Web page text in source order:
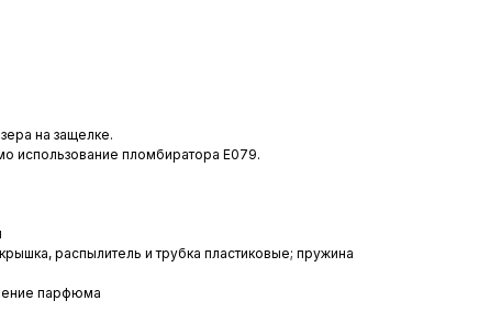
на защелке.
использование пломбиратора Е079.
распылитель и трубка пластиковые; пружина
парфюма